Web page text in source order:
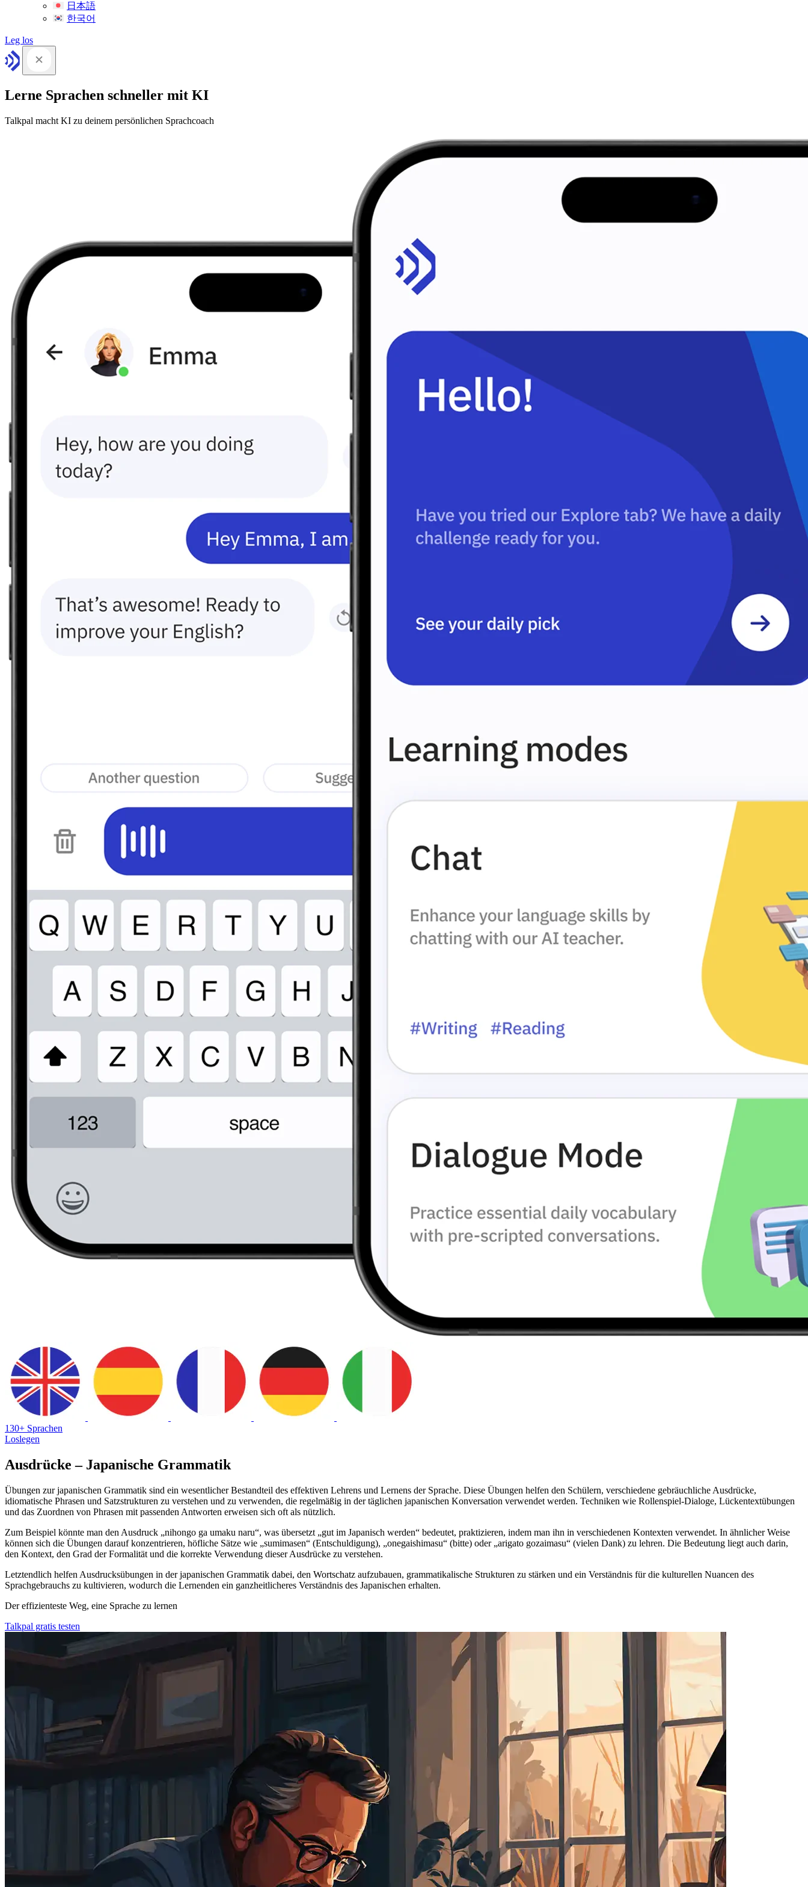
日本語
한국어
Leg los
Lerne Sprachen schneller mit KI
Talkpal macht KI zu deinem persönlichen Sprachcoach
130+ Sprachen
Loslegen
Ausdrücke – Japanische Grammatik
Übungen zur japanischen Grammatik sind ein wesentlicher Bestandteil des effektiven Lehrens und Lernens der Sprache. Diese Übungen helfen den Schülern, verschiedene gebräuchliche Ausdrücke,
idiomatische Phrasen und Satzstrukturen zu verstehen und zu verwenden, die regelmäßig in der täglichen japanischen Konversation verwendet werden. Techniken wie Rollenspiel-Dialoge, Lückentextübungen
und das Zuordnen von Phrasen mit passenden Antworten erweisen sich oft als nützlich.
Zum Beispiel könnte man den Ausdruck „nihongo ga umaku naru“, was übersetzt „gut im Japanisch werden“ bedeutet, praktizieren, indem man ihn in verschiedenen Kontexten verwendet. In ähnlicher Weise
können sich die Übungen darauf konzentrieren, höfliche Sätze wie „sumimasen“ (Entschuldigung), „onegaishimasu“ (bitte) oder „arigato gozaimasu“ (vielen Dank) zu lehren. Die Bedeutung liegt auch darin,
den Kontext, den Grad der Formalität und die korrekte Verwendung dieser Ausdrücke zu verstehen.
Letztendlich helfen Ausdrucksübungen in der japanischen Grammatik dabei, den Wortschatz aufzubauen, grammatikalische Strukturen zu stärken und ein Verständnis für die kulturellen Nuancen des
Sprachgebrauchs zu kultivieren, wodurch die Lernenden ein ganzheitlicheres Verständnis des Japanischen erhalten.
Der effizienteste Weg, eine Sprache zu lernen
Talkpal gratis testen